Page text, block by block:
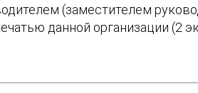
(заместителем
данной организации (2